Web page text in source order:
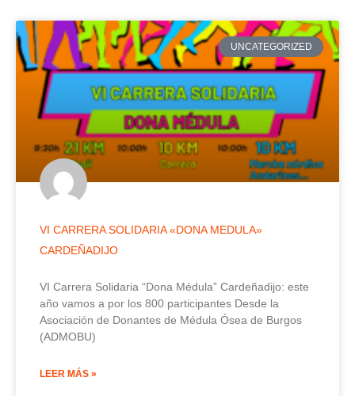
UNCATEGORIZED
VI CARRERA SOLIDARIA «DONA MEDULA»
CARDEÑADIJO
VI Carrera Solidaria “Dona Médula” Cardeñadijo: este
año vamos a por los 800 participantes Desde la
Asociación de Donantes de Médula Ósea de Burgos
(ADMOBU)
LEER MÁS »